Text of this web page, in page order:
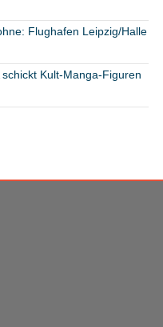
Flughafen Leipzig/Halle
Kult-Manga-Figuren